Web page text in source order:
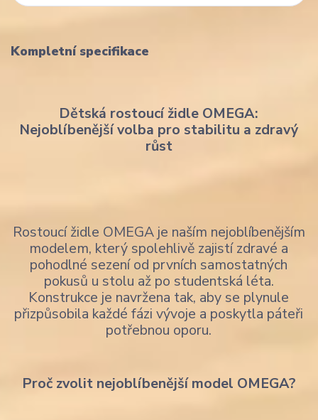
Kompletní specifikace
Dětská rostoucí židle OMEGA:
Nejoblíbenější volba pro stabilitu a zdravý
růst
Rostoucí židle OMEGA je naším nejoblíbenějším
modelem, který spolehlivě zajistí zdravé a
pohodlné sezení od prvních samostatných
pokusů u stolu až po studentská léta.
Konstrukce je navržena tak, aby se plynule
přizpůsobila každé fázi vývoje a poskytla páteři
potřebnou oporu.
Proč zvolit nejoblíbenější model OMEGA?